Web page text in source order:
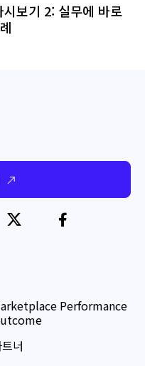
보기 2: 실무에 바로
Performance
너